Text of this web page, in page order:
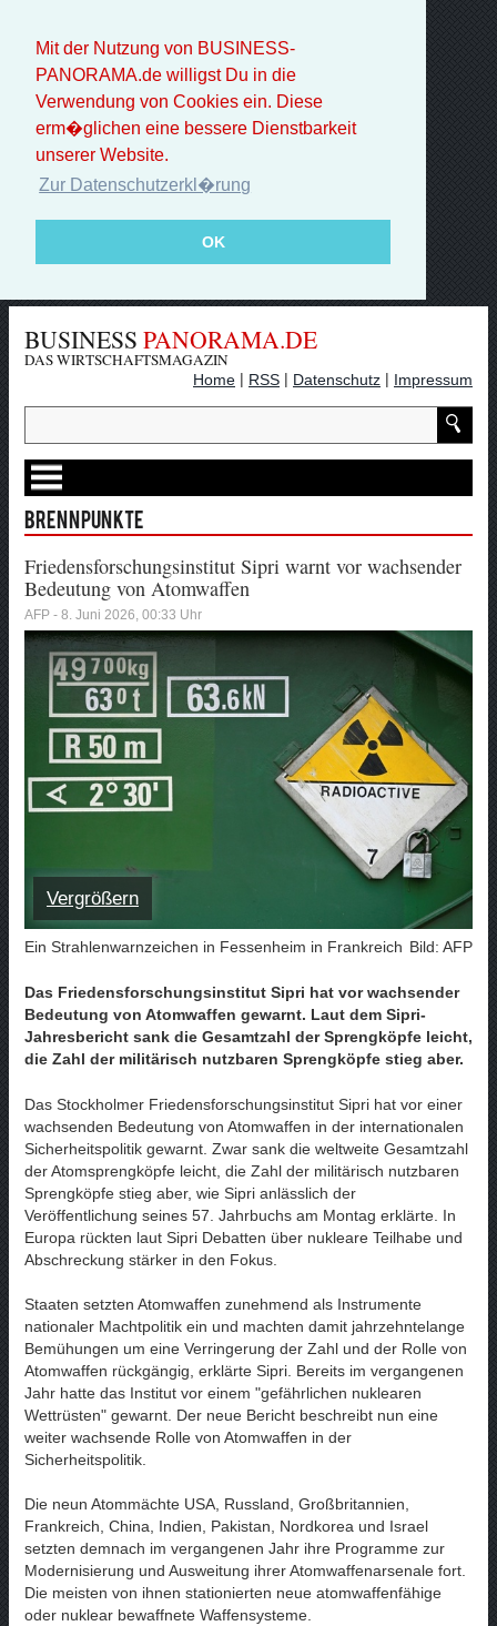
Mit der Nutzung von BUSINESS-
PANORAMA.de willigst Du in die
Verwendung von Cookies ein. Diese
erm�glichen eine bessere Dienstbarkeit
unserer Website.
Zur Datenschutzerkl�rung
OK
BUSINESS PANORAMA.DE
DAS WIRTSCHAFTSMAGAZIN
Home | RSS | Datenschutz | Impressum
Brennpunkte
Friedensforschungsinstitut Sipri warnt vor wachsender
Bedeutung von Atomwaffen
AFP - 8. Juni 2026, 00:33 Uhr
Vergrößern
Ein Strahlenwarnzeichen in Fessenheim in Frankreich Bild: AFP
Das Friedensforschungsinstitut Sipri hat vor wachsender
Bedeutung von Atomwaffen gewarnt. Laut dem Sipri-
Jahresbericht sank die Gesamtzahl der Sprengköpfe leicht,
die Zahl der militärisch nutzbaren Sprengköpfe stieg aber.
Das Stockholmer Friedensforschungsinstitut Sipri hat vor einer
wachsenden Bedeutung von Atomwaffen in der internationalen
Sicherheitspolitik gewarnt. Zwar sank die weltweite Gesamtzahl
der Atomsprengköpfe leicht, die Zahl der militärisch nutzbaren
Sprengköpfe stieg aber, wie Sipri anlässlich der
Veröffentlichung seines 57. Jahrbuchs am Montag erklärte. In
Europa rückten laut Sipri Debatten über nukleare Teilhabe und
Abschreckung stärker in den Fokus.
Staaten setzten Atomwaffen zunehmend als Instrumente
nationaler Machtpolitik ein und machten damit jahrzehntelange
Bemühungen um eine Verringerung der Zahl und der Rolle von
Atomwaffen rückgängig, erklärte Sipri. Bereits im vergangenen
Jahr hatte das Institut vor einem "gefährlichen nuklearen
Wettrüsten" gewarnt. Der neue Bericht beschreibt nun eine
weiter wachsende Rolle von Atomwaffen in der
Sicherheitspolitik.
Die neun Atommächte USA, Russland, Großbritannien,
Frankreich, China, Indien, Pakistan, Nordkorea und Israel
setzten demnach im vergangenen Jahr ihre Programme zur
Modernisierung und Ausweitung ihrer Atomwaffenarsenale fort.
Die meisten von ihnen stationierten neue atomwaffenfähige
oder nuklear bewaffnete Waffensysteme.